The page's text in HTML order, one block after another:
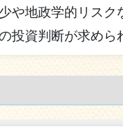
や地政学的リス
投資判断が求めら